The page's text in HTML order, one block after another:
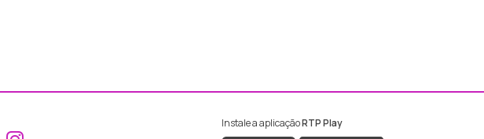
Instale a aplicaçãoRTP Play